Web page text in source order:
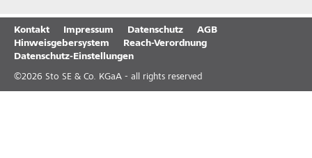
Kontakt Impressum Datenschutz
AGB
Hinweisgebersystem
Reach-Verordnung
Datenschutz-Einstellungen
©2026 Sto SE & Co. KGaA - all rights reserved